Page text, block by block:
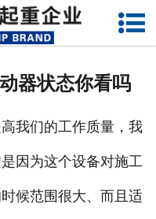
网站首页
器状态你看吗
我们的工作质量，我
因为这个设备对施工
候范围很大、而且适